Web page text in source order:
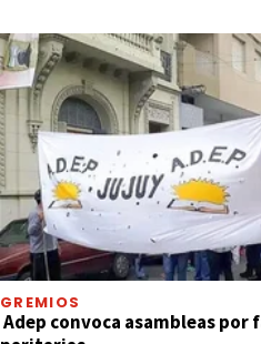
GREMIOS
Adep convoca asambleas